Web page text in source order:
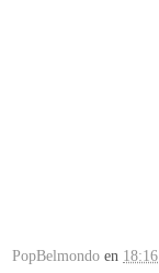
PopBelmondo en 18:16